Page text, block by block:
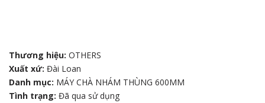
Thương hiệu: OTHERS
Xuất xứ: Đài Loan
Danh mục: MÁY CHÀ NHÁM THÙNG 600MM
Tình trạng: Đã qua sử dụng